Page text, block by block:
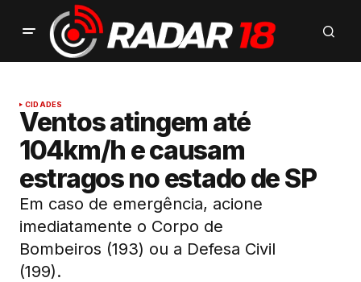
CIDADES
Ventos atingem até
104km/h e causam
estragos no estado de SP
Em caso de emergência, acione
imediatamente o Corpo de
Bombeiros (193) ou a Defesa Civil
(199).